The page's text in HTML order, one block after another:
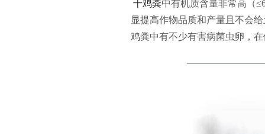
干鸡粪中有机质含量非常高（
显提高作物品质和产量且不会
鸡粪中有不少有害病菌虫卵，